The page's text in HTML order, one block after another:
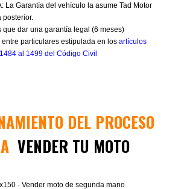
La Garantía del vehículo la asume Tad Motor
posterior.
que dar una garantía legal (6 meses)
particulares estipulada en los artículos
al 1499 del Código Civil
DEL PROCESO
VENDER TU MOTO